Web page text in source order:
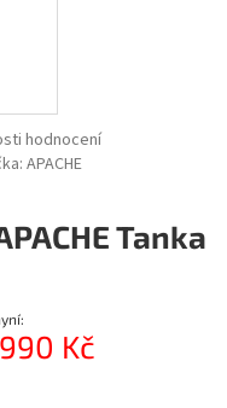
A
hodnocení
APACHE
Tanka
Kč